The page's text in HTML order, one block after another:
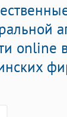
online